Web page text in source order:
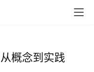
概念到实践